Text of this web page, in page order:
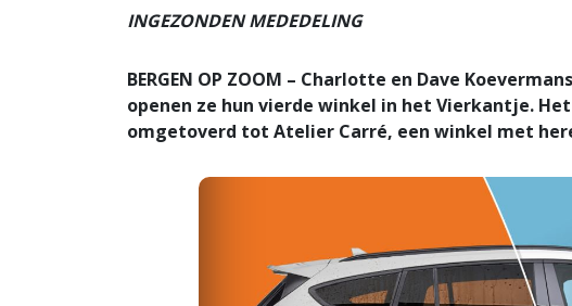
INGEZONDEN MEDEDELING
BERGEN OP ZOOM – Charlotte en Dave
openen ze hun vierde winkel in het Vierkantje.
omgetoverd tot Atelier Carré, een winkel met